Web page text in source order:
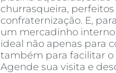
churrasqueira,
confraternização. E,
um mercadinho
ideal não apenas para
também para facilitar o
Agende sua visita e